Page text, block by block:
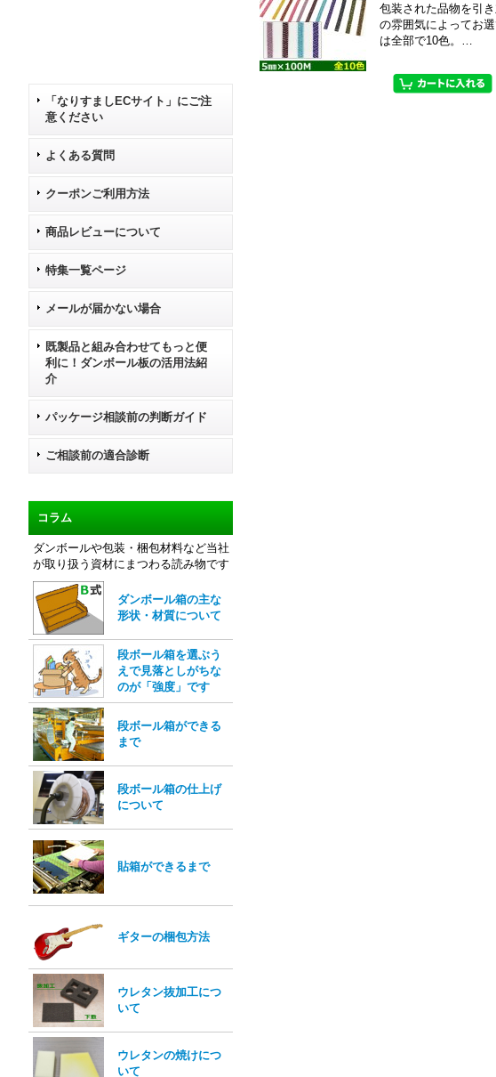
「なりすましECサイト」にご注
意ください
よくある質問
クーポンご利用方法
商品レビューについて
特集一覧ページ
メールが届かない場合
既製品と組み合わせてもっと便
利に！ダンボール板の活用法紹
介
パッケージ相談前の判断ガイド
ご相談前の適合診断
コラム
ダンボールや包装・梱包材料など当社
が取り扱う資材にまつわる読み物です
ダンボール箱の主な
形状・材質について
段ボール箱を選ぶう
えで見落としがちな
のが「強度」です
段ボール箱ができる
まで
段ボール箱の仕上げ
について
貼箱ができるまで
ギターの梱包方法
ウレタン抜加工につ
いて
ウレタンの焼けにつ
いて
包装された品物を引
の雰囲気によってお
は全部で10色。…